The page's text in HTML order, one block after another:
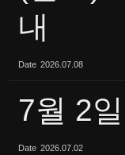
내
Date 2026.07.08
7월 2
Date 2026.07.02